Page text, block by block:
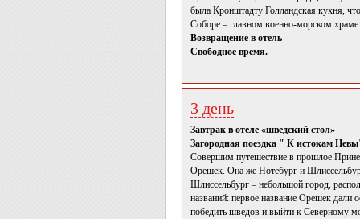
была Кронштадту Голландская кухня,
Соборе – главном военно-морском храме
Возвращение в отель
Свободное время.
3 день
Завтрак в отеле «шведский стол»
Загородная поездка " К истокам
Совершим путешествие в прошлое
Орешек. Она же Нотебург и
Шлиссельбург – небольшой город,
названий: первое название Орешек
победить шведов и выйти к Северному